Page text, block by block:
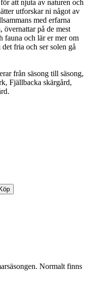
att njuta av naturen och
utforskar ni något av
med erfarna
övernattar på de mest
fauna och lär er mer om
fria och ser solen gå
från säsong till säsong,
Fjällbacka skärgård,
Normalt finns